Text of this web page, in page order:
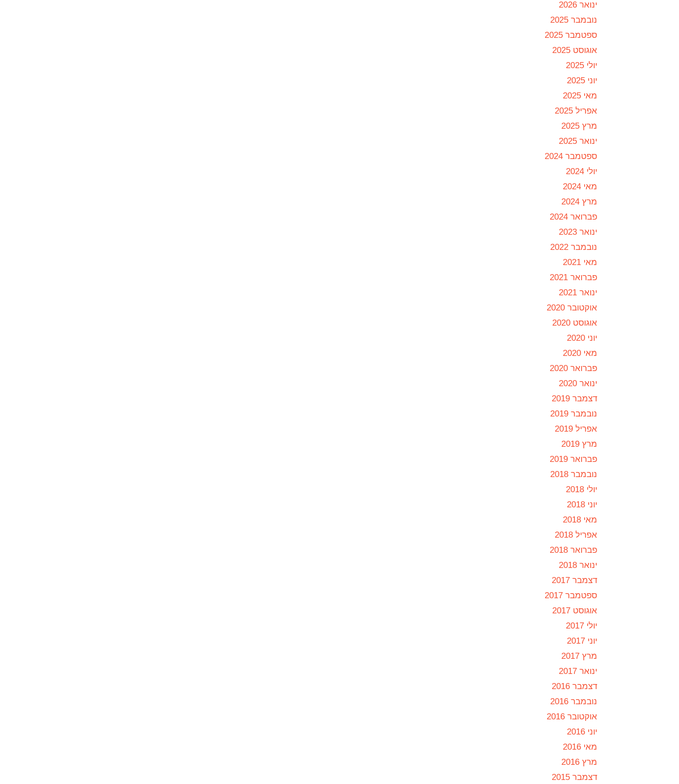
ינואר 2026
נובמבר 2025
ספטמבר 2025
אוגוסט 2025
יולי 2025
יוני 2025
מאי 2025
אפריל 2025
מרץ 2025
ינואר 2025
ספטמבר 2024
יולי 2024
מאי 2024
מרץ 2024
פברואר 2024
ינואר 2023
נובמבר 2022
מאי 2021
פברואר 2021
ינואר 2021
אוקטובר 2020
אוגוסט 2020
יוני 2020
מאי 2020
פברואר 2020
ינואר 2020
דצמבר 2019
נובמבר 2019
אפריל 2019
מרץ 2019
פברואר 2019
נובמבר 2018
יולי 2018
יוני 2018
מאי 2018
אפריל 2018
פברואר 2018
ינואר 2018
דצמבר 2017
ספטמבר 2017
אוגוסט 2017
יולי 2017
יוני 2017
מרץ 2017
ינואר 2017
דצמבר 2016
נובמבר 2016
אוקטובר 2016
יוני 2016
מאי 2016
מרץ 2016
דצמבר 2015